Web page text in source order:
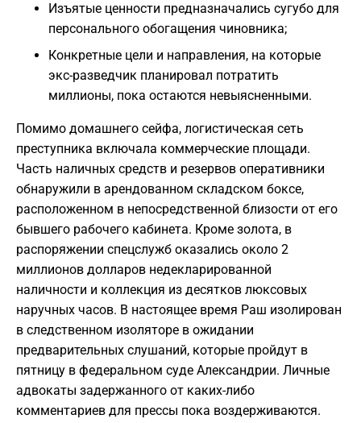
Изъятые ценности предназначались сугубо для
персонального обогащения чиновника;
Конкретные цели и направления, на которые
экс-разведчик планировал потратить
миллионы, пока остаются невыясненными.
Помимо домашнего сейфа, логистическая сеть
преступника включала коммерческие площади.
Часть наличных средств и резервов оперативники
обнаружили в арендованном складском боксе,
расположенном в непосредственной близости от его
бывшего рабочего кабинета. Кроме золота, в
распоряжении спецслужб оказались около 2
миллионов долларов недекларированной
наличности и коллекция из десятков люксовых
наручных часов. В настоящее время Раш изолирован
в следственном изоляторе в ожидании
предварительных слушаний, которые пройдут в
пятницу в федеральном суде Александрии. Личные
адвокаты задержанного от каких-либо
комментариев для прессы пока воздерживаются.